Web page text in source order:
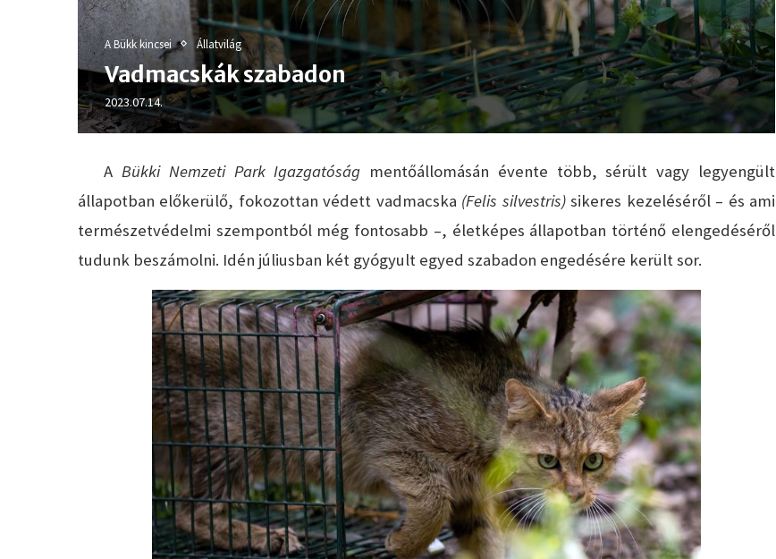
A Bükk kincsei Állatvilág
Vadmacskák szabadon
2023.07.14.
ABükki Nemzeti Park Igazgatóság mentőállomásán évente több, sérült vagy legyengült
állapotban előkerülő, fokozottan védett vadmacska (Felis silvestris)sikeres kezeléséről – és ami
természetvédelmi szempontból még fontosabb –, életképes állapotban történő elengedéséről
tudunk beszámolni. Idén júliusban két gyógyult egyed szabadon engedésére került sor.